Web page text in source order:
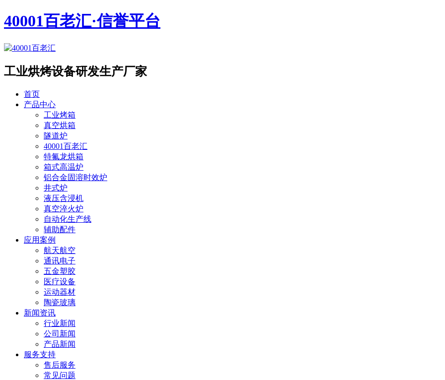
40001百老汇·信誉平台
工业烘烤设备研发生产厂家
首页
产品中心
工业烤箱
真空烘箱
隧道炉
40001百老汇
特氟龙烘箱
箱式高温炉
铝合金固溶时效炉
井式炉
液压含浸机
真空淬火炉
自动化生产线
辅助配件
应用案例
航天航空
通讯电子
五金塑胶
医疗设备
运动器材
陶瓷玻璃
新闻资讯
行业新闻
公司新闻
产品新闻
服务支持
售后服务
常见问题